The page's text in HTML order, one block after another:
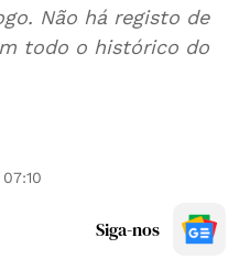
Não há registo de
todo o histórico do
Siga-nos